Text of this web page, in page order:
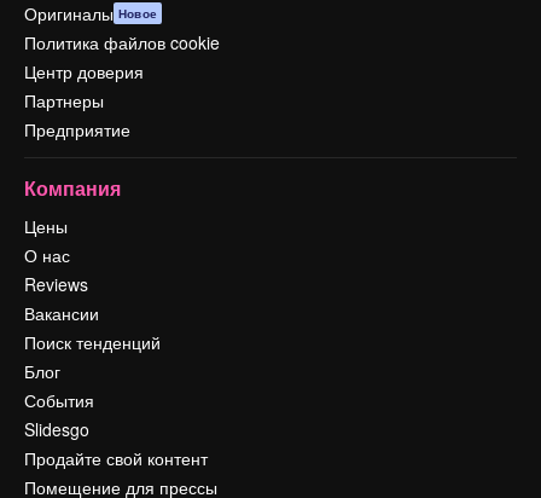
Оригиналы Новое
Политика файлов cookie
Центр доверия
Партнеры
Предприятие
Компания
Цены
О нас
Reviews
Вакансии
Поиск тенденций
Блог
События
Slidesgo
Продайте свой контент
Помещение для прессы